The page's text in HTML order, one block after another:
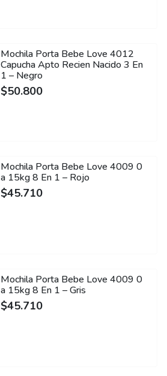
Mochila Porta Bebe Love 4012
Capucha Apto Recien Nacido 3 En
1 – Negro
$50.800
Mochila Porta Bebe Love 4009 0
a 15kg 8 En 1 – Rojo
$45.710
Mochila Porta Bebe Love 4009 0
a 15kg 8 En 1 – Gris
$45.710